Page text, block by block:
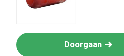
Doorgaan